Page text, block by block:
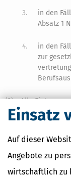
Einsatz
Auf dieser
Angebote zu
wirtschaftlich zu
3. in den
Absatz 1
4. in den
zur
(3) Alle
Beteiligten
die die Einsicht
Interesse darlegt.